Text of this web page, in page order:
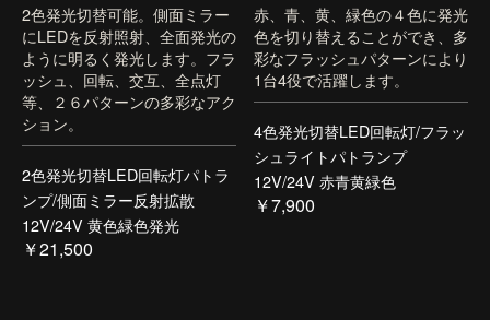
2色発光切替可能。側面ミラー
にLEDを反射照射、全面発光の
ように明るく発光します。フラ
ッシュ、回転、交互、全点灯
等、２６パターンの多彩なアク
ション。
2色発光切替LED回転灯パトラ
ンプ/側面ミラー反射拡散
12V/24V 黄色緑色発光
￥21,500
赤、青、黄、緑色の４色に発光
色を切り替えることができ、多
彩なフラッシュパターンにより
1台4役で活躍します。
4色発光切替LED回転灯/フラッ
シュライトパトランプ
12V/24V 赤青黄緑色
￥7,900